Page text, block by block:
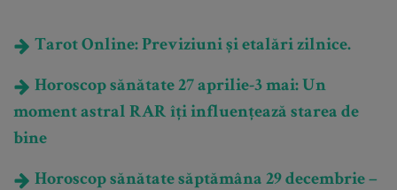
Tarot Online: Previziuni și etalări zilnice.
Horoscop sănătate 27 aprilie-3 mai: Un
moment astral RAR îți influențează starea de
bine
Horoscop sănătate săptămâna 29 decembrie –